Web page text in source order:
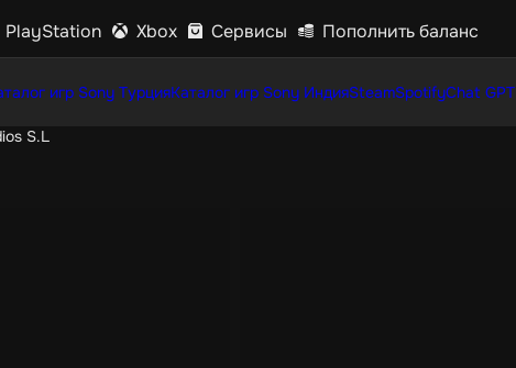
PlayStation Xbox Сервисы Пополнить баланс
игр Sony ТурцияКаталог игр Sony ИндияSteamSpotifyChat GPT
S.L